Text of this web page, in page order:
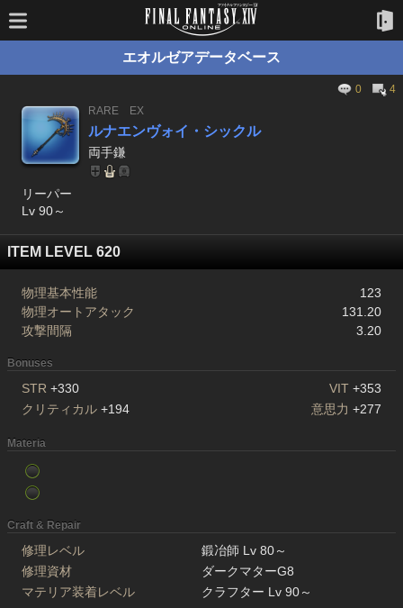
エオルゼアデータベース
0
4
RARE
EX
ルナエンヴォイ・シックル
両手鎌
リーパー
Lv 90～
ITEM LEVEL 620
物理基本性能
123
物理オートアタック
131.20
攻撃間隔
3.20
Bonuses
STR +330 VIT +353
クリティカル +194 意思力 +277
Materia
Craft & Repair
修理レベル
鍛冶師 Lv 80～
修理資材
ダークマターG8
マテリア装着レベル
クラフター Lv 90～